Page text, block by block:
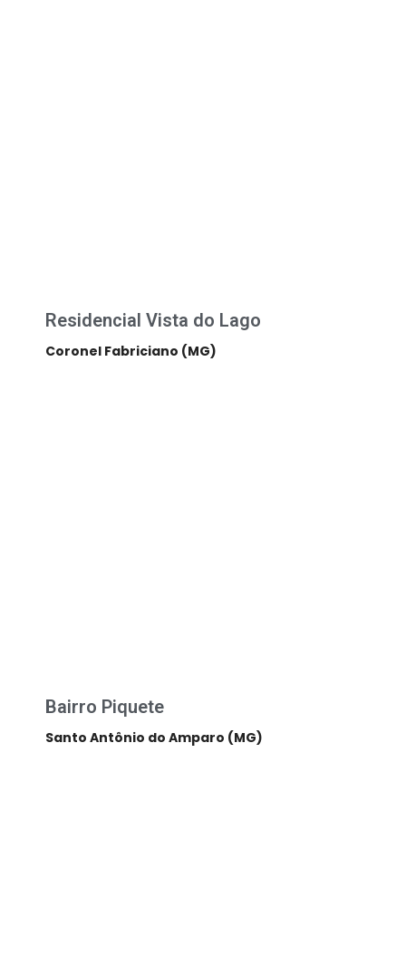
Residencial Vista do Lago
Coronel Fabriciano (MG)
Bairro Piquete
Santo Antônio do Amparo (MG)